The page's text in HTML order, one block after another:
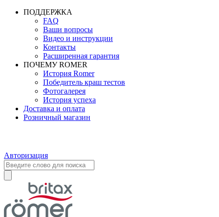
ПОДДЕРЖКА
FAQ
Ваши вопросы
Видео и инструкции
Контакты
Расширенная гарантия
ПОЧЕМУ ROMER
История Romer
Победитель краш тестов
Фотогалерея
История успеха
Доставка и оплата
Розничный магазин
Авторизация